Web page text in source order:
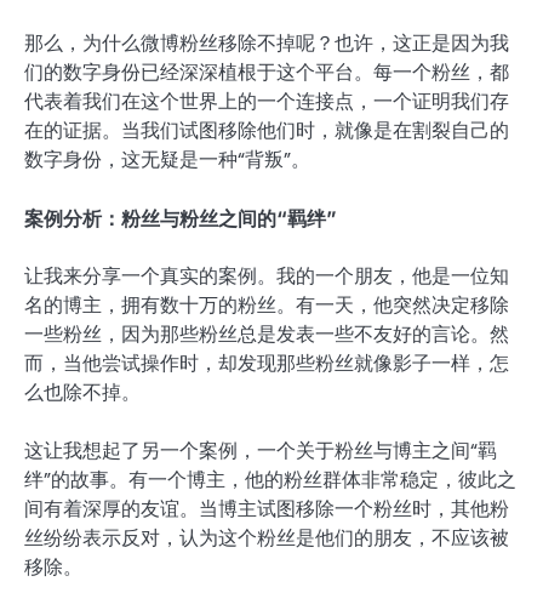
那么，为什么微博粉丝移除不掉呢？也许，这正是因为我
们的数字身份已经深深植根于这个平台。每一个粉丝，都
代表着我们在这个世界上的一个连接点，一个证明我们存
在的证据。当我们试图移除他们时，就像是在割裂自己的
数字身份，这无疑是一种“背叛”。
案例分析：粉丝与粉丝之间的“羁绊”
让我来分享一个真实的案例。我的一个朋友，他是一位知
名的博主，拥有数十万的粉丝。有一天，他突然决定移除
一些粉丝，因为那些粉丝总是发表一些不友好的言论。然
而，当他尝试操作时，却发现那些粉丝就像影子一样，怎
么也除不掉。
这让我想起了另一个案例，一个关于粉丝与博主之间“羁
绊”的故事。有一个博主，他的粉丝群体非常稳定，彼此之
间有着深厚的友谊。当博主试图移除一个粉丝时，其他粉
丝纷纷表示反对，认为这个粉丝是他们的朋友，不应该被
移除。